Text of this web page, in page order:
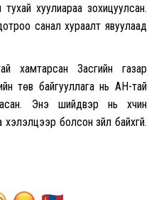
хуулиараа зохицуулсан.
санал хураалт явуулаад
хамтарсан Засгийн газар
төв байгууллага нь АН-тай
Энэ шийдвэр нь хүчин
болсон зүйл байхгүй.